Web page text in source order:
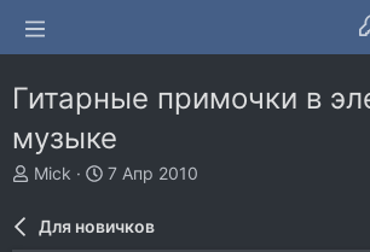
Гитарные примочки в
музыке
А
о
Mick
Д
7 Апр 2010
Для новичков